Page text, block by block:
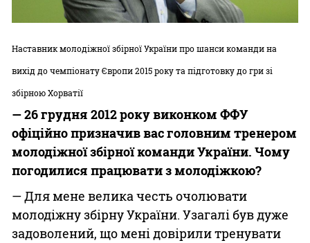
Наставник молодіжної збірної України про шанси команди на
вихід до чемпіонату Європи 2015 року та підготовку до гри зі
збірною Хорватії
— 26 грудня 2012 року виконком ФФУ
офіційно призначив вас головним тренером
молодіжної збірної команди України. Чому
погодилися працювати з молодіжкою?
— Для мене велика честь очолювати
молодіжну збірну України. Узагалі був дуже
задоволений, що мені довірили тренувати